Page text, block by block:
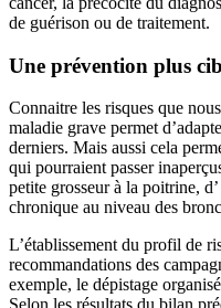
de guérison ou de traitement.
Une prévention plus
Connaitre les risques que
maladie grave permet
derniers. Mais aussi cela
qui pourraient passer
petite grosseur à la poitrine,
chronique au niveau des
L’établissement du profil de
recommandations des
exemple, le dépistage